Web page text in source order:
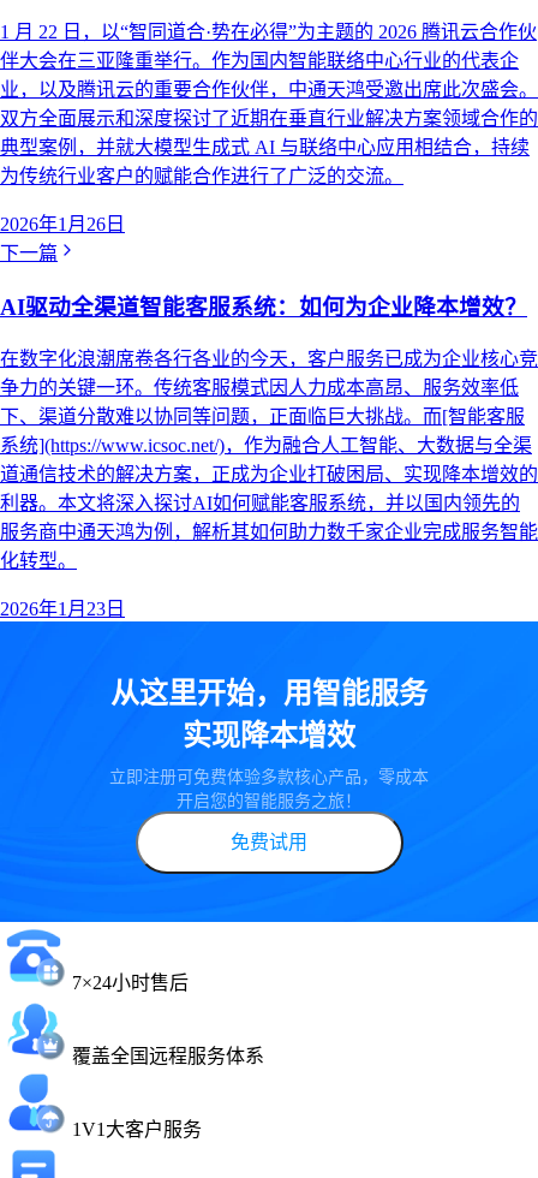
1 月 22 日，以“智同道合·势在必得”为主题的 2026 腾讯云合作伙
伴大会在三亚隆重举行。作为国内智能联络中心行业的代表企
业，以及腾讯云的重要合作伙伴，中通天鸿受邀出席此次盛会。
双方全面展示和深度探讨了近期在垂直行业解决方案领域合作的
典型案例，并就大模型生成式 AI 与联络中心应用相结合，持续
为传统行业客户的赋能合作进行了广泛的交流。
2026年1月26日
下一篇
AI驱动全渠道智能客服系统：如何为企业降本增效？
在数字化浪潮席卷各行各业的今天，客户服务已成为企业核心竞
争力的关键一环。传统客服模式因人力成本高昂、服务效率低
下、渠道分散难以协同等问题，正面临巨大挑战。而[智能客服
系统](https://www.icsoc.net/)，作为融合人工智能、大数据与全渠
道通信技术的解决方案，正成为企业打破困局、实现降本增效的
利器。本文将深入探讨AI如何赋能客服系统，并以国内领先的
服务商中通天鸿为例，解析其如何助力数千家企业完成服务智能
化转型。
2026年1月23日
从这里开始，用智能服务
实现降本增效
立即注册可免费体验多款核心产品，零成本
开启您的智能服务之旅！
免费试用
7×24小时售后
覆盖全国远程服务体系
1V1大客户服务